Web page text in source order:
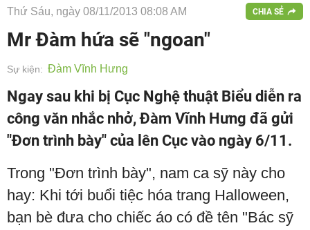
Thứ Sáu, ngày 08/11/2013 08:08 AM CHIA SẺ
Mr Đàm hứa sẽ "ngoan"
Sự kiện: Đàm Vĩnh Hưng
Ngay sau khi bị Cục Nghệ thuật Biểu diễn ra
công văn nhắc nhở, Đàm Vĩnh Hưng đã gửi
"Đơn trình bày" của lên Cục vào ngày 6/11.
Trong "Đơn trình bày", nam ca sỹ này cho
hay: Khi tới buổi tiệc hóa trang Halloween,
bạn bè đưa cho chiếc áo có đề tên "Bác sỹ